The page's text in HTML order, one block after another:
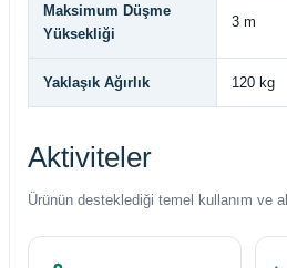
Maksimum Düşme
Yüksekliği
3 m
Yaklaşık Ağırlık 120 kg
Aktiviteler
Ürünün desteklediği temel kullanım ve